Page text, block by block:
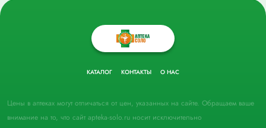
КАТАЛОГ КОНТАКТЫ О НАС
Цены в аптеках могут отличаться от цен, указанных на сайте. Обращаем ваше
внимание на то, что сайт apteka-solo.ru носит исключительно